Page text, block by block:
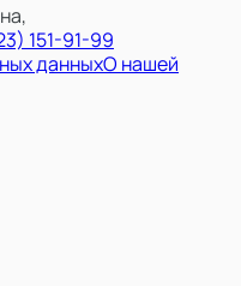
151-91-99
данныхО нашей